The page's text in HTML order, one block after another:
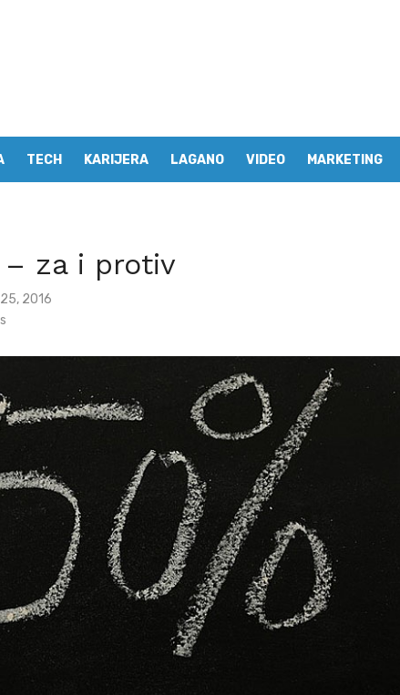
TECH KARIJERA LAGANO VIDEO MARKETING
– za i protiv
2016